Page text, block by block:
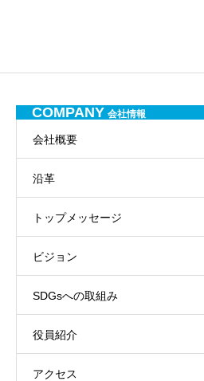
COMPANY 会社情報
会社概要
沿革
トップメッセージ
ビジョン
SDGsへの取組み
役員紹介
アクセス